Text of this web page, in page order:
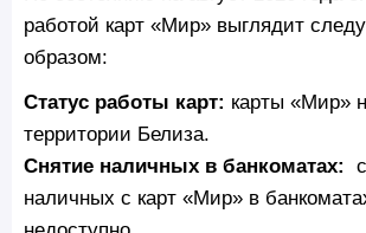
работой карт «Мир» выглядит
образом:
Статус работы карт: карты «Мир»
территории Белиза.
Снятие наличных в банкоматах:
наличных с карт «Мир» в